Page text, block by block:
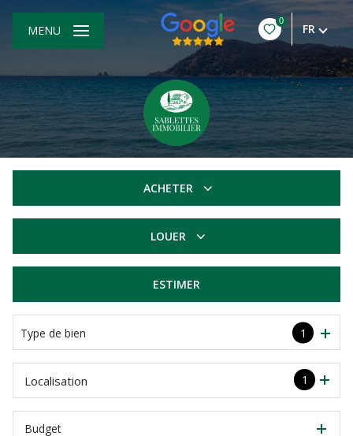
0
FR
MENU
ACHETER
LOUER
ESTIMER
Type de bien 1
1
Localisation
Budget